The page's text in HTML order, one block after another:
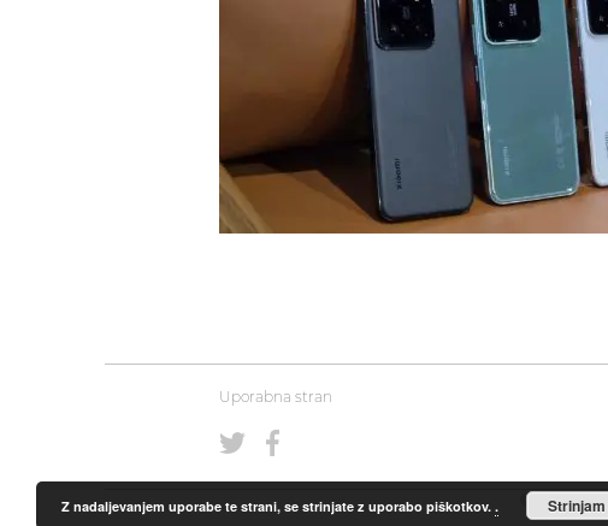
Uporabna stran
© 2008-
Z nadaljevanjem uporabe te strani, se strinjate z uporabo piškotkov. .